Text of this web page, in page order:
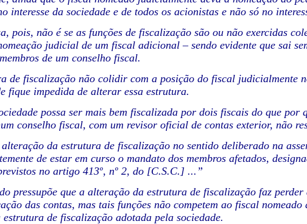
interesse da sociedade e de todos os acionistas e não só no
pois, não é se as funções de fiscalização são ou não exercidas
judicial de um fiscal adicional – sendo evidente que sai
de um conselho fiscal.
de fiscalização não colidir com a posição do fiscal judicialmente
fique impedida de alterar essa estrutura.
possa ser mais bem fiscalizada por dois fiscais do que
conselho fiscal, com um revisor oficial de contas exterior, não
da estrutura de fiscalização no sentido deliberado na
de estar em curso o mandato dos membros afetados,
no artigo 413º, nº 2, do [C.S.C.] ...”
pressupõe que a alteração da estrutura de fiscalização faz
das contas, mas tais funções não competem ao fiscal
estrutura de fiscalização adotada pela sociedade.